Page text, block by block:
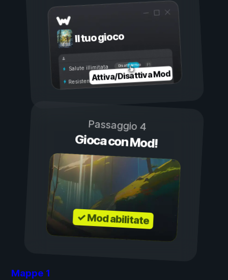
Il tuo gioco
Attivo
Disattivo
Salute illimitata
Resistenza illimitata
Attiva/Disattiva Mod
Passaggio 4
Gioca con Mod!
✓ Mod abilitate
Mappe 1